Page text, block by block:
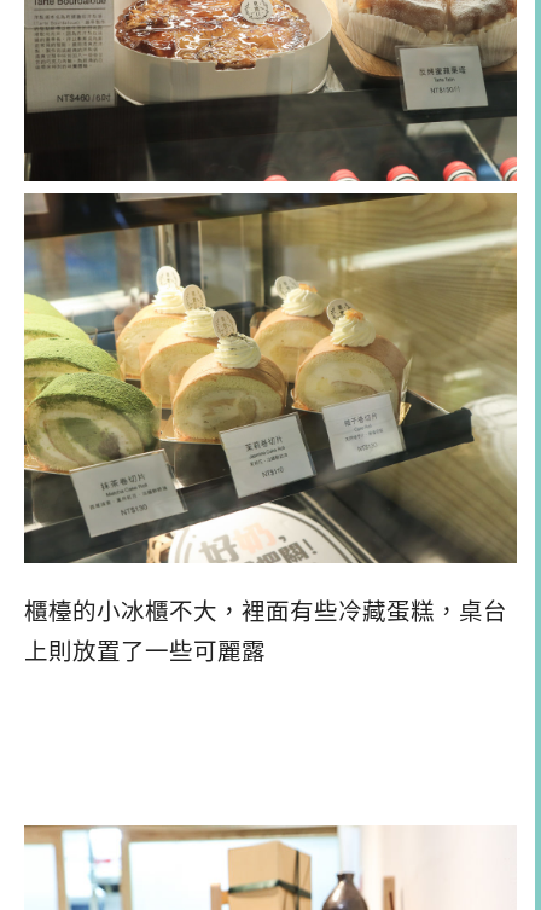
櫃檯的小冰櫃不大，裡面有些冷藏蛋糕，桌台
上則放置了一些可麗露